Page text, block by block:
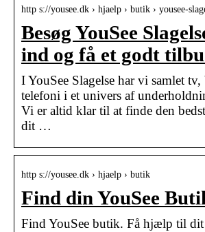
http s://yousee.dk › hjaelp › butik › yousee-
Besøg YouSee
ind og få et godt
I YouSee Slagelse har vi samlet
telefoni i et univers af
Vi er altid klar til at finde den
dit …
http s://yousee.dk › hjaelp › butik
Find din YouSee
Find YouSee butik. Få hjælp til